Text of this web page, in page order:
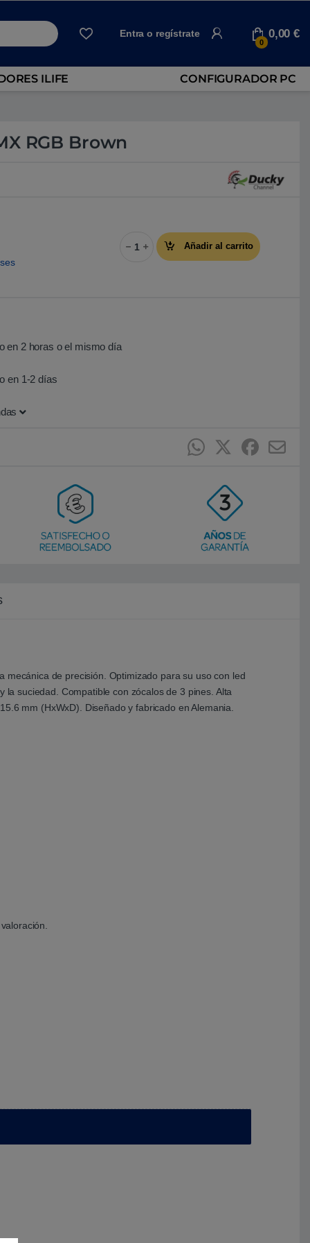
Entra o regístrate
0
0,00€
ILIFE CONFIGURADOR PC
RGB Brown
Switch Cherry MX RGB Brown cantidad
Añadir al carrito
en 2 horas o el mismo día
en 1-2 días
mecánica de precisión. Optimizado para su uso con led
suciedad. Compatible con zócalos de 3 pines. Alta
mm (HxWxD). Diseñado y fabricado en Alemania.